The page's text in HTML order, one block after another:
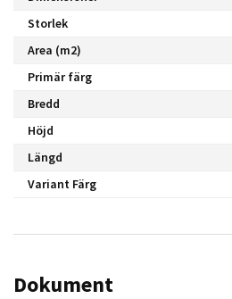
Storlek
Area (m2)
Primär färg
Bredd
Höjd
Längd
Variant Färg
Dokument